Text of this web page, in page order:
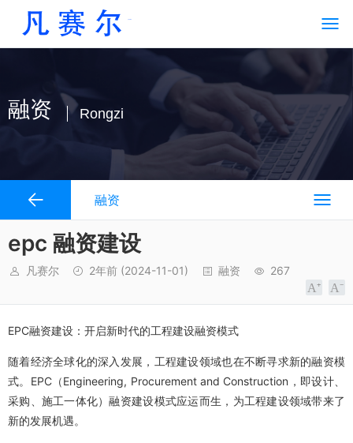
融资 Rongzi
融资
epc 融资建设
凡赛尔 2年前 (2024-11-01) 融资 267
EPC融资建设：开启新时代的工程建设融资模式
随着经济全球化的深入发展，工程建设领域也在不断寻求新的融资模
式。EPC（Engineering, Procurement and Construction，即设计、
采购、施工一体化）融资建设模式应运而生，为工程建设领域带来了
新的发展机遇。